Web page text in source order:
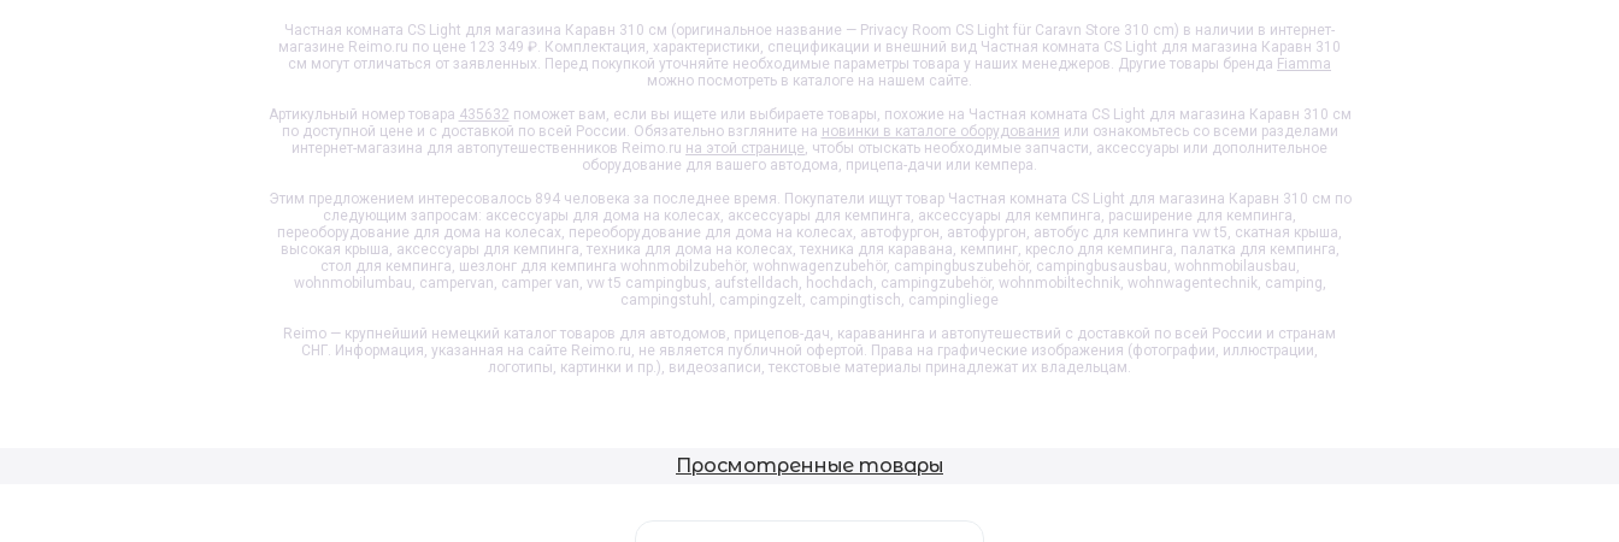
Частная комната CS Light для магазина Каравн 310 см (оригинальное название — Privacy Room CS Light für Caravn Store 310 cm) в наличии в интернет-
магазине Reimo.ru по цене 123 349 ₽. Комплектация, характеристики, спецификации и внешний вид Частная комната CS Light для магазина Каравн 310
см могут отличаться от заявленных. Перед покупкой уточняйте необходимые параметры товара у наших менеджеров. Другие товары бренда Fiamma
можно посмотреть в каталоге на нашем сайте.
Артикульный номер товара 435632 поможет вам, если вы ищете или выбираете товары, похожие на Частная комната CS Light для магазина Каравн 310 см
по доступной цене и с доставкой по всей России. Обязательно взгляните на новинки в каталоге оборудования или ознакомьтесь со всеми разделами
интернет-магазина для автопутешественников Reimo.ru на этой странице , чтобы отыскать необходимые запчасти, аксессуары или дополнительное
оборудование для вашего автодома, прицепа-дачи или кемпера.
Этим предложением интересовалось 894 человека за последнее время. Покупатели ищут товар Частная комната CS Light для магазина Каравн 310 см по
следующим запросам: аксессуары для дома на колесах, аксессуары для кемпинга, аксессуары для кемпинга, расширение для кемпинга,
переоборудование для дома на колесах, переоборудование для дома на колесах, автофургон, автофургон, автобус для кемпинга vw t5, скатная крыша,
высокая крыша, аксессуары для кемпинга, техника для дома на колесах, техника для каравана, кемпинг, кресло для кемпинга, палатка для кемпинга,
стол для кемпинга, шезлонг для кемпинга wohnmobilzubehör, wohnwagenzubehör, campingbuszubehör, campingbusausbau, wohnmobilausbau,
wohnmobilumbau, campervan, camper van, vw t5 campingbus, aufstelldach, hochdach, campingzubehör, wohnmobiltechnik, wohnwagentechnik, camping,
campingstuhl, campingzelt, campingtisch, campingliege
Reimo — крупнейший немецкий каталог товаров для автодомов, прицепов-дач, караванинга и автопутешествий с доставкой по всей России и странам
СНГ. Информация, указанная на сайте Reimo.ru, не является публичной офертой. Права на графические изображения (фотографии, иллюстрации,
логотипы, картинки и пр.), видеозаписи, текстовые материалы принадлежат их владельцам.
Просмотренные товары